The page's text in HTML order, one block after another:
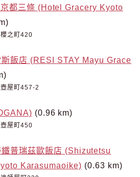
都三條 (Hotel Gracery Kyoto
之町420
飯店 (RESI STAY Mayu Grace
屋町457-2
(0.96 km)
屋町450
普瑞茲歐飯店 (Shizutetsu
Karasumaoike) (0.63 km)